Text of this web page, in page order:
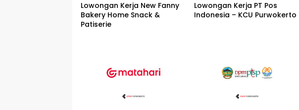
Lowongan Kerja New Fanny
Bakery Home Snack &
Patiserie
Lowongan Kerja PT Pos
Indonesia – KCU Purwokerto